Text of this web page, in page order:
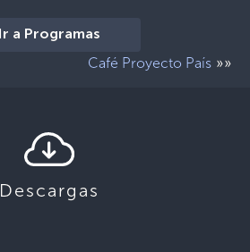
Ir a Programas
Café Proyecto País »»
Descargas